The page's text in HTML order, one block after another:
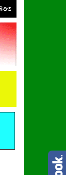
জুড়ে আদিবাসী